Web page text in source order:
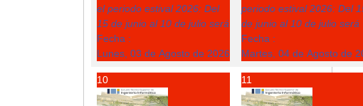
el periodo estival 2026: Del
15 de junio al 10 de julio será
Fecha :
Lunes, 03 de Agosto de 2026
periodo estival 2026: Del
de junio al 10 de julio será
Fecha :
Martes, 04 de Agosto de
10 11